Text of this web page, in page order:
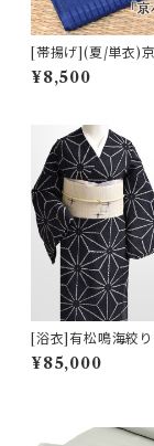
[帯揚げ](夏/単衣)
店 謹製『京バレンシ
本製(商品番号
¥8,500
[浴衣]有松鳴海絞
熊谷 謹製『滲月』鹿
(商品番号:22265)
¥85,000